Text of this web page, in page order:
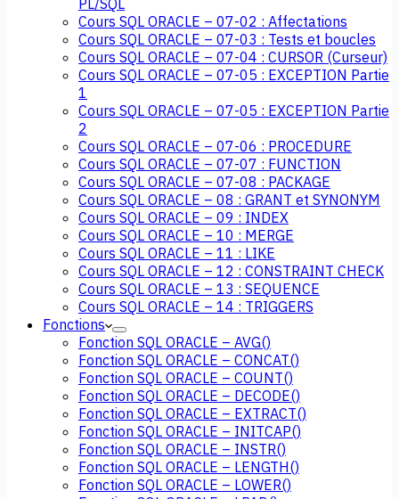
PL/SQL
Cours SQL ORACLE – 07-02 : Affectations
Cours SQL ORACLE – 07-03 : Tests et boucles
Cours SQL ORACLE – 07-04 : CURSOR (Curseur)
Cours SQL ORACLE – 07-05 : EXCEPTION Partie
1
Cours SQL ORACLE – 07-05 : EXCEPTION Partie
2
Cours SQL ORACLE – 07-06 : PROCEDURE
Cours SQL ORACLE – 07-07 : FUNCTION
Cours SQL ORACLE – 07-08 : PACKAGE
Cours SQL ORACLE – 08 : GRANT et SYNONYM
Cours SQL ORACLE – 09 : INDEX
Cours SQL ORACLE – 10 : MERGE
Cours SQL ORACLE – 11 : LIKE
Cours SQL ORACLE – 12 : CONSTRAINT CHECK
Cours SQL ORACLE – 13 : SEQUENCE
Cours SQL ORACLE – 14 : TRIGGERS
Fonctions
Fonction SQL ORACLE – AVG()
Fonction SQL ORACLE – CONCAT()
Fonction SQL ORACLE – COUNT()
Fonction SQL ORACLE – DECODE()
Fonction SQL ORACLE – EXTRACT()
Fonction SQL ORACLE – INITCAP()
Fonction SQL ORACLE – INSTR()
Fonction SQL ORACLE – LENGTH()
Fonction SQL ORACLE – LOWER()